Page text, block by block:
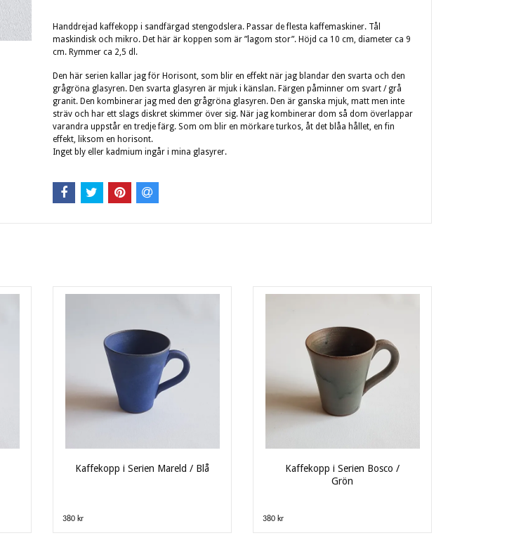
Handdrejad kaffekopp i sandfärgad stengodslera. Passar de flesta kaffemaskiner. Tål
maskindisk och mikro. Det här är koppen som är ”lagom stor”. Höjd ca 10 cm, diameter ca 9
cm. Rymmer ca 2,5 dl.
Den här serien kallar jag för Horisont, som blir en effekt när jag blandar den svarta och den
grågröna glasyren. Den svarta glasyren är mjuk i känslan. Färgen påminner om svart / grå
granit. Den kombinerar jag med den grågröna glasyren. Den är ganska mjuk, matt men inte
sträv och har ett slags diskret skimmer över sig. När jag kombinerar dom så dom överlappar
varandra uppstår en tredje färg. Som om blir en mörkare turkos, åt det blåa hållet, en fin
effekt, liksom en horisont.
Inget bly eller kadmium ingår i mina glasyrer.
Kaffekopp i Serien Mareld / Blå
380 kr
Kaffekopp i Serien Bosco /
Grön
380 kr